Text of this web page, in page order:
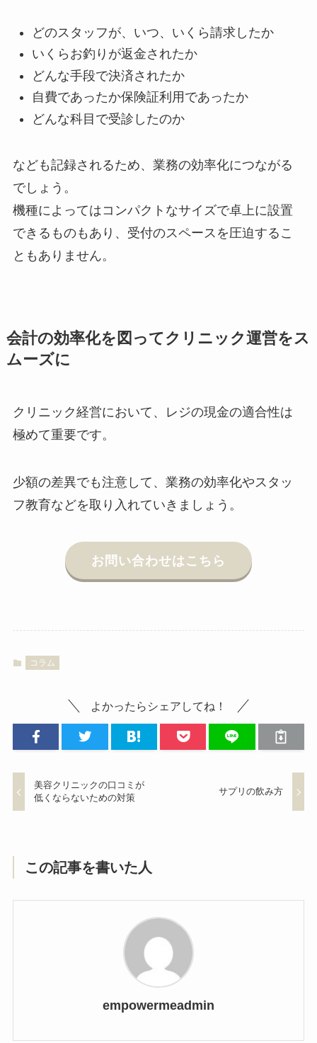
どのスタッフが、いつ、いくら請求したか
いくらお釣りが返金されたか
どんな手段で決済されたか
自費であったか保険証利用であったか
どんな科目で受診したのか
なども記録されるため、業務の効率化につながる
でしょう。
機種によってはコンパクトなサイズで卓上に設置
できるものもあり、受付のスペースを圧迫するこ
ともありません。
会計の効率化を図ってクリニック運営をス
ムーズに
クリニック経営において、レジの現金の適合性は
極めて重要です。
少額の差異でも注意して、業務の効率化やスタッ
フ教育などを取り入れていきましょう。
お問い合わせはこちら
コラム
よかったらシェアしてね！
美容クリニックの口コミが
低くならないための対策
サプリの飲み方
この記事を書いた人
empowermeadmin